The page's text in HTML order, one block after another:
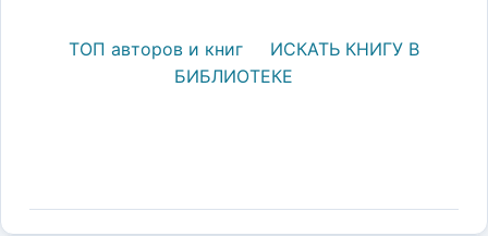
ТОП авторов и книг
ИСКАТЬ КНИГУ В
БИБЛИОТЕКЕ